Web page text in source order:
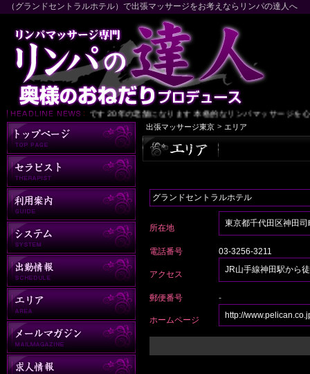
（グランドセントラルホテル）で出張マッサージをお考えならリンパの達人へ
京 リンパの達人です 20年の老舗になります 本格的なリンパマッサージを心ゆ
出張マッサージ東京 > エリア
グランドセントラルホテル
所在地 東京都千代田区神田
電話番号 03-3256-3211
アクセス JR山手線神田駅から
郵便番号 -
ホームページ http://